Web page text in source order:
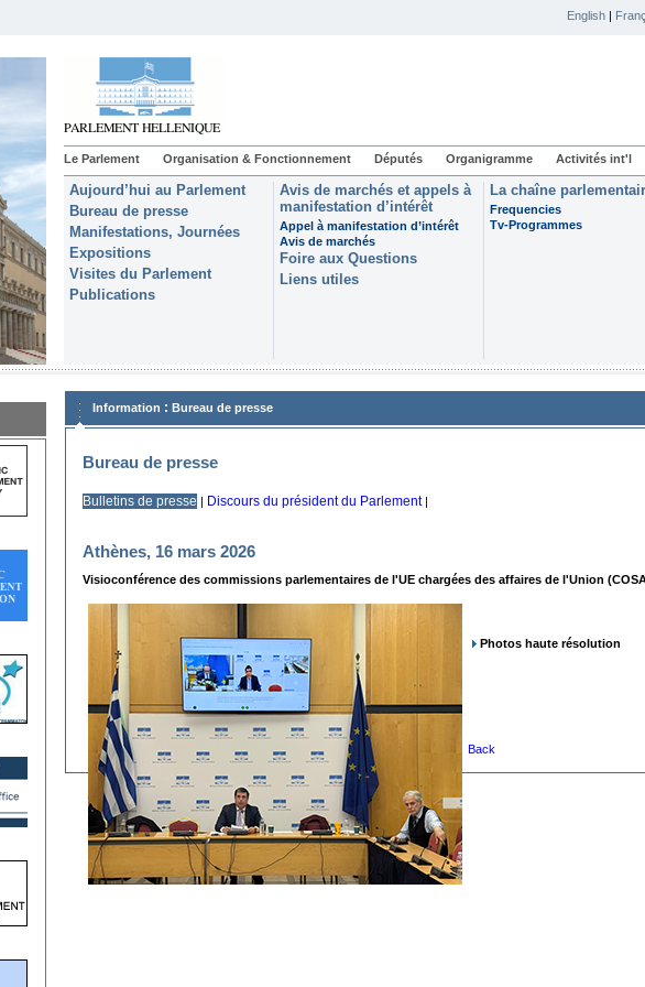
English |
Le Parlement Organisation & Fonctionnement Députés Organigramme Activités int'l
Aujourd’hui au Parlement
Bureau de presse
Manifestations, Journées
Expositions
Visites du Parlement
Publications
Avis de marchés et appels à
manifestation d’intérêt
Appel à manifestation d’intérêt
Avis de marchés
Foire aux Questions
Liens utiles
La chaîne
Frequencies
Tv-Programmes
Information : Bureau de presse
Bureau de presse
Bulletins de presse | Discours du président du Parlement |
Athènes, 16 mars 2026
Visioconférence des commissions parlementaires de l'UE chargées des affaires de l'Union
Photos haute résolution
Back